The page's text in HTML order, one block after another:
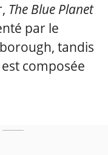
The Blue Planet
par le
tandis
composée